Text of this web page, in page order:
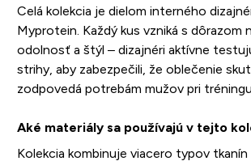
Celá kolekcia je dielom interného
Myprotein. Každý kus vzniká s dôrazom
odolnosť a štýl – dizajnéri aktívne
strihy, aby zabezpečili, že oblečenie
zodpovedá potrebám mužov pri
Aké materiály sa používajú v tejto
Kolekcia kombinuje viacero typov tkanín